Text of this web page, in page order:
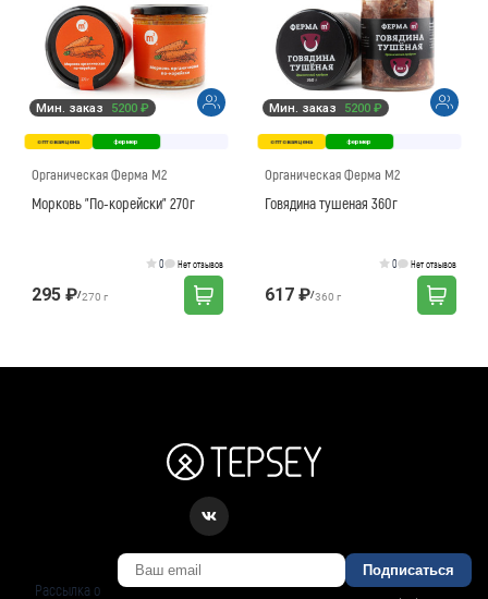
Мин. заказ 5200 ₽
оптовая цена фермер
Органическая Ферма М2
Морковь "По-корейски" 270г
0 Нет отзывов
295 ₽/270 г
Мин. заказ 5200 ₽
оптовая цена фермер
Органическая Ферма М2
Говядина тушеная 360г
0 Нет отзывов
617 ₽/360 г
Рассылка о
Подписаться